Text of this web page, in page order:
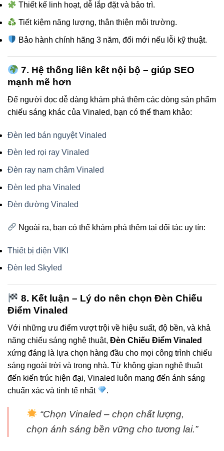
Thiết kế linh hoạt, dễ lắp đặt và bảo trì.
Tiết kiệm năng lượng, thân thiện môi trường.
Bảo hành chính hãng 3 năm, đổi mới nếu lỗi kỹ thuật.
7. Hệ thống liên kết nội bộ – giúp SEO
mạnh mẽ hơn
Để người đọc dễ dàng khám phá thêm các dòng sản phẩm
chiếu sáng khác của Vinaled, bạn có thể tham khảo:
Đèn led bán nguyệt Vinaled
Đèn led rọi ray Vinaled
Đèn ray nam châm Vinaled
Đèn led pha Vinaled
Đèn đường Vinaled
Ngoài ra, bạn có thể khám phá thêm tại đối tác uy tín:
Thiết bị điện VIKI
Đèn led Skyled
8. Kết luận – Lý do nên chọn Đèn Chiếu
Điểm Vinaled
Với những ưu điểm vượt trội về hiệu suất, độ bền, và khả
năng chiếu sáng nghệ thuật, Đèn Chiếu Điểm Vinaled
xứng đáng là lựa chọn hàng đầu cho mọi công trình chiếu
sáng ngoài trời và trong nhà. Từ không gian nghệ thuật
đến kiến trúc hiện đại, Vinaled luôn mang đến ánh sáng
chuẩn xác và tinh tế nhất
.
“Chọn Vinaled – chọn chất lượng,
chọn ánh sáng bền vững cho tương lai.”